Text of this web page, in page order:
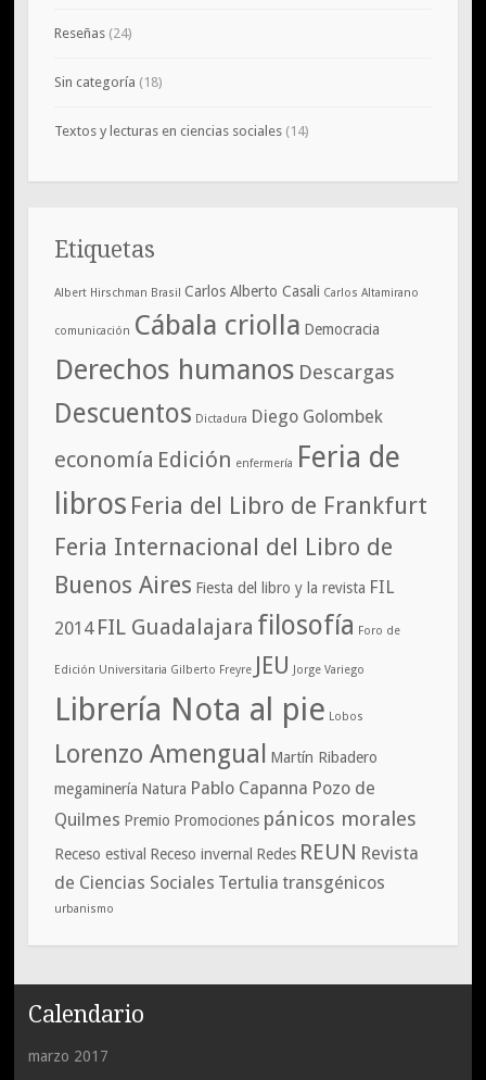
Reseñas(24)
Sin categoría (18)
Textos y lecturas en ciencias sociales(14)
Etiquetas
Albert Hirschman Brasil Carlos Alberto Casali Carlos Altamirano
comunicación Cábala criolla Democracia
Derechos humanos Descargas
Descuentos Dictadura Diego Golombek
economía Edición enfermería Feria de
libros Feria del Libro de Frankfurt
Feria Internacional del Libro de
Buenos Aires Fiesta del libro y la revista FIL
2014 FIL Guadalajara filosofía Foro de
Edición Universitaria Gilberto Freyre JEU Jorge Variego
Librería Nota al pie Lobos
Lorenzo Amengual Martín Ribadero
megaminería Natura Pablo Capanna Pozo de
Quilmes Premio Promociones pánicos morales
Receso estival Receso invernal Redes REUN Revista
de Ciencias Sociales Tertulia transgénicos
urbanismo
Calendario
marzo 2017